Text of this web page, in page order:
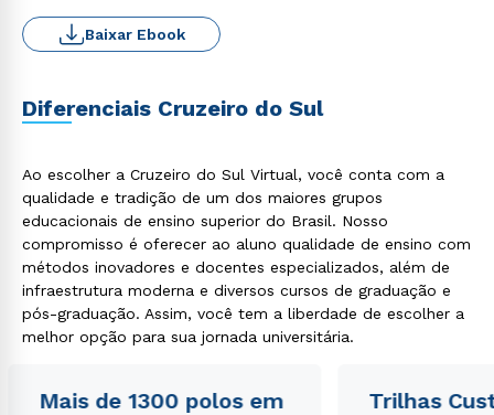
Baixar Ebook
Diferenciais Cruzeiro do Sul
Ao escolher a Cruzeiro do Sul Virtual, você conta com a
qualidade e tradição de um dos maiores grupos
educacionais de ensino superior do Brasil. Nosso
compromisso é oferecer ao aluno qualidade de ensino com
métodos inovadores e docentes especializados, além de
infraestrutura moderna e diversos cursos de graduação e
pós-graduação. Assim, você tem a liberdade de escolher a
melhor opção para sua jornada universitária.
Mais de 1300 polos em
Trilhas